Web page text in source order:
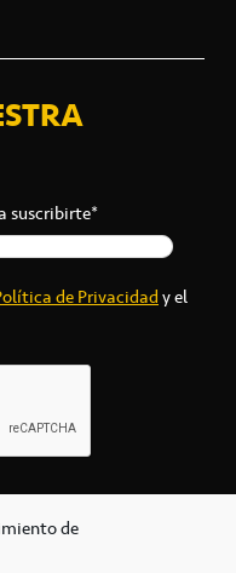
de
suscribirte*
de Privacidady el